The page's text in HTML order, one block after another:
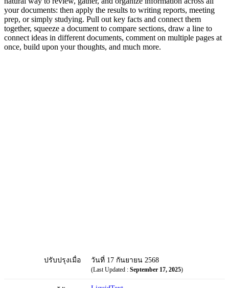
your documents: then apply the results to writing reports, meeting
prep, or simply studying. Pull out key facts and connect them
together, squeeze a document to compare sections, draw a line to
connect ideas in different documents, comment on multiple pages at
once, build upon your thoughts, and much more.
ปรับปรุงเมื่อ วันที่ 17 กันยายน 2568
(Last Updated : September 17, 2025)